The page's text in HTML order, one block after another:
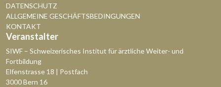
DATENSCHUTZ
ALLGEMEINE GESCHÄFTSBEDINGUNGEN
KONTAKT
Veranstalter
SIWF – Schweizerisches Institut für ärztliche Weiter- und
Fortbildung
Elfenstrasse 18 | Postfach
3000 Bern 16